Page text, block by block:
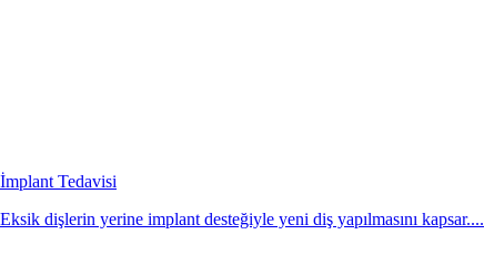
İmplant Tedavisi
Eksik dişlerin yerine implant desteğiyle yeni diş yapılmasını kapsar....